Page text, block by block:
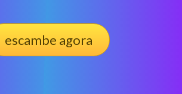
escambe agora